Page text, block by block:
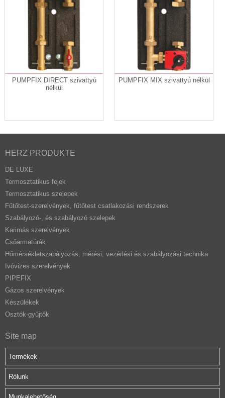
PUMPFIX DIRECT szivattyú
nélkül
PUMPFIX MIX szivattyú nélkül
HERZ PRODUKTE
DE LUXE
Termosztatikus fejek
Termosztatikus szelepek
Fűtőtest-szerelvények, fűtőtest csatlakozási rendszerek
Szabályozó-, és szabályozó szelepek
Karimás szerelvények
Csőarmatúrák
Hőmérsékletszabályozás, mérési, vezérlési és szabályozási technika
Ivóvizes szerelvények
PIPEFIX
Gázos szerelvények
Készülékek
Osztók-gyűjtők
Site map
Termékek
Rólunk